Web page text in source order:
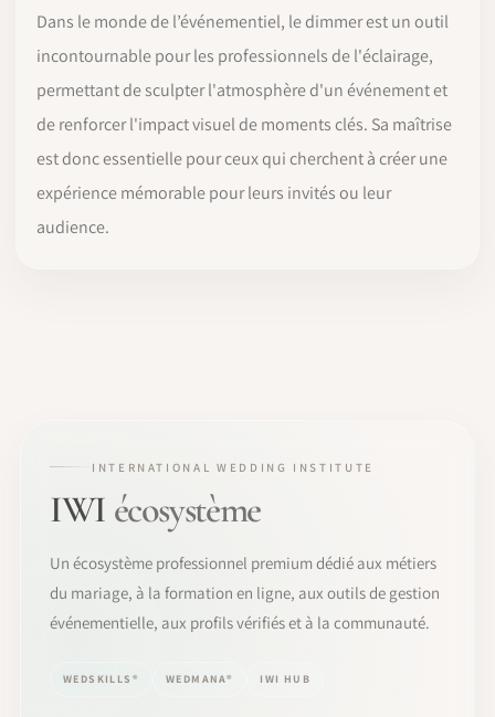
Dans le monde de l’événementiel, le dimmer est un outil
incontournable pour les professionnels de l'éclairage,
permettant de sculpter l'atmosphère d'un événement et
de renforcer l'impact visuel de moments clés. Sa maîtrise
est donc essentielle pour ceux qui cherchent à créer une
expérience mémorable pour leurs invités ou leur
audience.
INTERNATIONAL WEDDING INSTITUTE
IWI écosystème
Un écosystème professionnel premium dédié aux métiers
du mariage, à la formation en ligne, aux outils de gestion
événementielle, aux profils vérifiés et à la communauté.
WEDSKILLS® WEDMANA® IWI HUB